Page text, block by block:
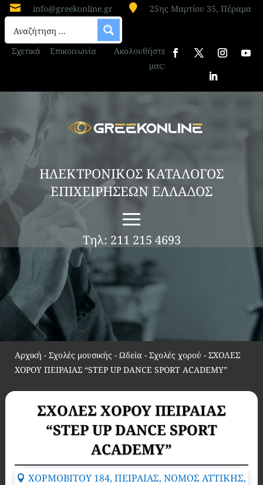
 info@greekonline.gr  25ης Μαρτίου 35, Πέραμα
Σχετικά Επικοινωνία
Ακολουθήστε
μας:
ΗΛΕΚΤΡΟΝΙΚΟΣ ΚΑΤΑΛΟΓΟΣ
ΕΠΙΧΕΙΡΗΣΕΩΝ ΕΛΛΑΔΟΣ
Τηλ: 211 215 4693
Αρχική - Σχολές μουσικής - Ωδεία - Σχολές χορού - ΣΧΟΛΕΣ
ΧΟΡΟΥ ΠΕΙΡΑΙΑΣ “STEP UP DANCE SPORT ACADEMY”
ΣΧΟΛΕΣ ΧΟΡΟΥ ΠΕΙΡΑΙΑΣ
“STEP UP DANCE SPORT
ACADEMY”
ΧΟΡΜΟΒΙΤΟΥ 184, ΠΕΙΡΑΙΑΣ, ΝΟΜΟΣ ΑΤΤΙΚΗΣ,